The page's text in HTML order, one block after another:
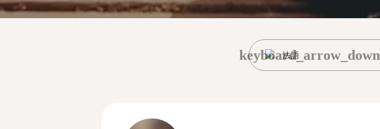
法語
keyboard_arrow_down